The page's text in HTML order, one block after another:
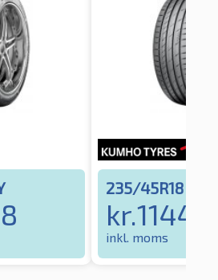
235/45R18 98Y
kr.
inkl. moms